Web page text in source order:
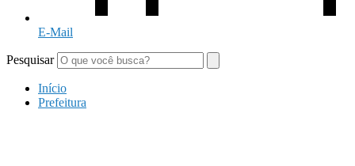
E-Mail
Pesquisar
Início
Prefeitura